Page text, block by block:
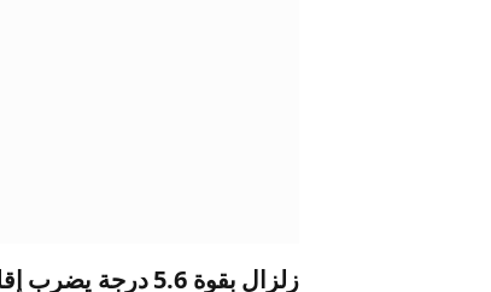
زلزال بقوة 5.6 درجة يضرب إقليم “خوخوي” في الأرجنتين